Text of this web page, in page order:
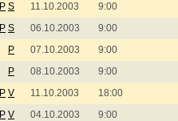
P S 11.10.2003 9:00
P S 06.10.2003 9:00
P 07.10.2003 9:00
P 08.10.2003 9:00
P V 11.10.2003 18:00
P V 04.10.2003 9:00